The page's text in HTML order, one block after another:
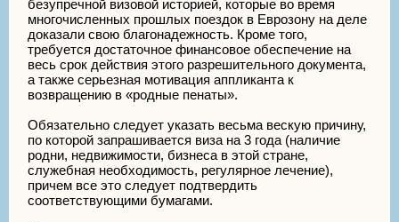
безупречной визовой историей, которые во время
многочисленных прошлых поездок в Еврозону на деле
доказали свою благонадежность. Кроме того,
требуется достаточное финансовое обеспечение на
весь срок действия этого разрешительного документа,
а также серьезная мотивация аппликанта к
возвращению в «родные пенаты».
Обязательно следует указать весьма вескую причину,
по которой запрашивается виза на 3 года (наличие
родни, недвижимости, бизнеса в этой стране,
служебная необходимость, регулярное лечение),
причем все это следует подтвердить
соответствующими бумагами.